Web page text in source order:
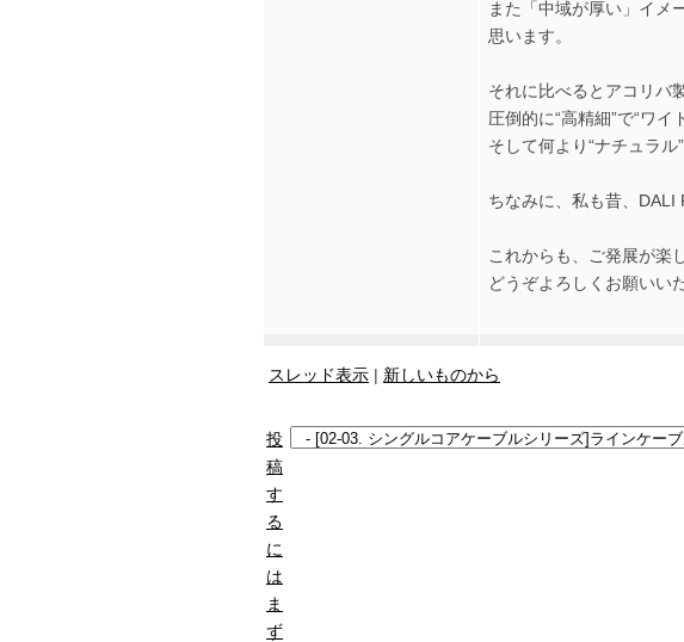
また「中域が厚い」イメ
思います。
それに比べるとアコリバ
圧倒的に“高精細”で“ワイ
そして何より“ナチュラル
ちなみに、私も昔、DALI
これからも、ご発展が楽
どうぞよろしくお願いい
スレッド表示 | 新しいものから
投
稿
す
る
に
は
ま
ず